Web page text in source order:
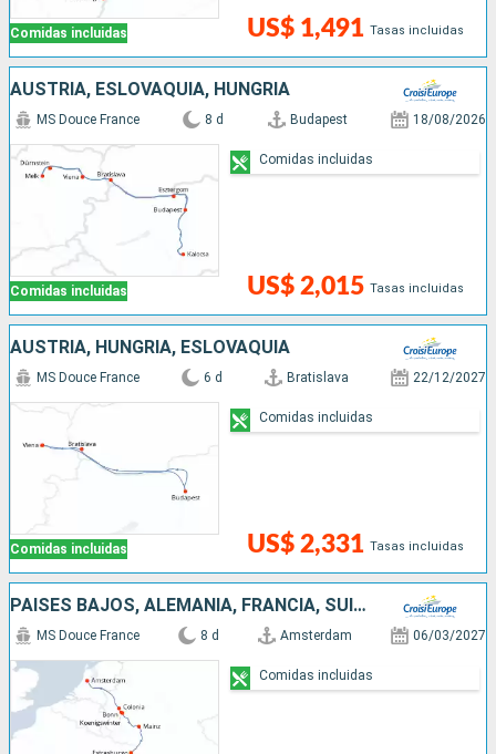
Comidas incluidas US$ 1,491 Tasas incluidas
AUSTRIA, ESLOVAQUIA, HUNGRÍA
Comidas incluidas
MS Douce France 8 d Budapest 18/08/2026
US$ 2,015 Tasas incluidas
Comidas incluidas
AUSTRIA, HUNGRÍA, ESLOVAQUIA
Comidas incluidas
MS Douce France 6 d Bratislava 22/12/2027
US$ 2,331 Tasas incluidas
Comidas incluidas
PAISES BAJOS, ALEMANIA, FRANCIA, SUIZA
MS Douce France 8 d Amsterdam 06/03/2027
Comidas incluidas